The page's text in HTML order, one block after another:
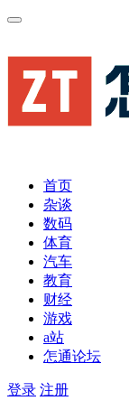
首页
杂谈
数码
体育
汽车
教育
财经
游戏
a站
怎通论坛
登录 注册